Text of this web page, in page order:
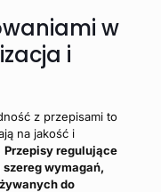
w
i
z przepisami to
na jakość i
Przepisy regulujące
wymagań,
do